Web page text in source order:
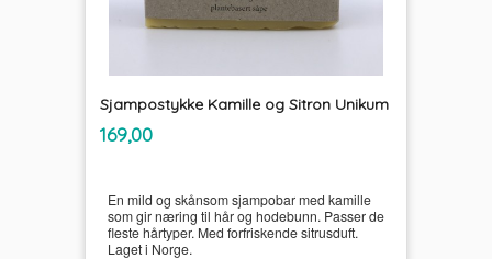
Sjampostykke Kamille og Sitron Unikum
Pris
169,00inkl.
mva.
En mild og skånsom sjampobar med kamille
som gir næring til hår og hodebunn. Passer de
fleste hårtyper. Med forfriskende sitrusduft.
Laget i Norge.